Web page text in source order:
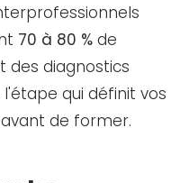
70 à 80 % de
des diagnostics
qui définit vos
de former.